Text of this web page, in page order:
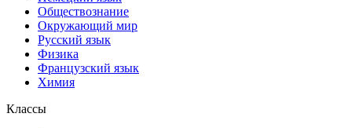
Обществознание
Окружающий мир
Русский язык
Физика
Французский язык
Химия
Классы